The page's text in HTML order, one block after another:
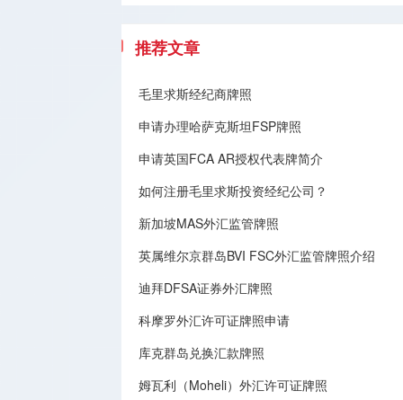
推荐文章
毛里求斯经纪商牌照
申请办理哈萨克斯坦FSP牌照
申请英国FCA AR授权代表牌简介
如何注册毛里求斯投资经纪公司？
新加坡MAS外汇监管牌照
英属维尔京群岛BVI FSC外汇监管牌照介绍
迪拜DFSA证券外汇牌照
科摩罗外汇许可证牌照申请
库克群岛兑换汇款牌照
姆瓦利（Moheli）外汇许可证牌照